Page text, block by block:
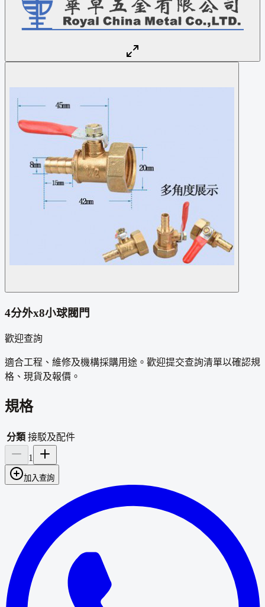
4分外x8小球閥門
歡迎查詢
適合工程、維修及機構採購用途。歡迎提交查詢清單以確認規
格、現貨及報價。
規格
分類 接駁及配件
1
加入查詢